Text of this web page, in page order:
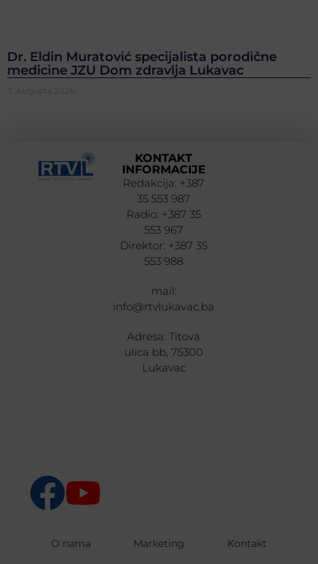
Dr. Eldin Muratović specijalista porodične
medicine JZU Dom zdravlja Lukavac
7. Augusta 2026.
KONTAKT
INFORMACIJE
Redakcija: +387
35 553 987
Radio: +387 35
553 967
Direktor: +387 35
553 988
mail:
info@rtvlukavac.ba
Adresa: Titova
ulica bb, 75300
Lukavac
O nama Marketing Kontakt